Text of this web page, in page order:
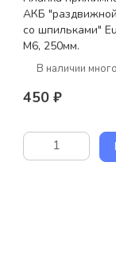
АКБ
со шпильками"
M6, 250мм.
В наличии много
450 ₽